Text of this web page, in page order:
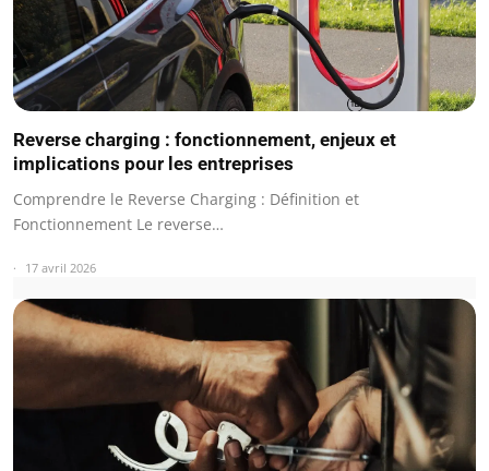
Reverse charging : fonctionnement, enjeux et
implications pour les entreprises
Comprendre le Reverse Charging : Définition et
Fonctionnement Le reverse…
17 avril 2026